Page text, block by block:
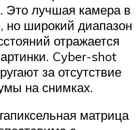
Это лучшая камера в
но широкий диапазон
отражается
Cyber-shot
за отсутствие
на снимках.
матрица